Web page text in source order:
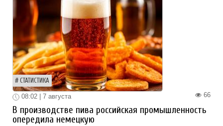
СТАТИСТИКА
66
08:02 | 7 августа
В производстве пива российская промышленность
опередила немецкую